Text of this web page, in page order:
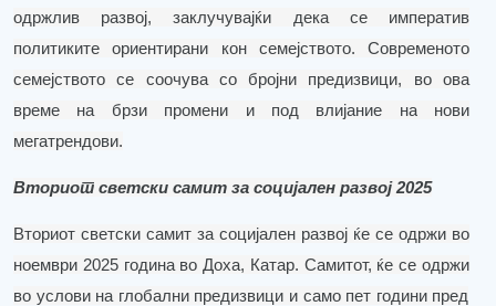
одржлив развој, заклучувајќи дека се императив
политиките ориентирани кон семејството.
Современото
семејството се соочува со бројни предизвици, во ова
време на брзи промени и под влијание нанови
мегатрендови.
Вториот светски самит за социјален развој 2025
Вториот светски самит за социјален развој ќе се одржи во
ноември 2025 година во Доха, Катар. Самитот, ќесе одржи
во услови на глобални предизвици и само пет години пред